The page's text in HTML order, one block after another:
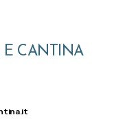
CANTINA